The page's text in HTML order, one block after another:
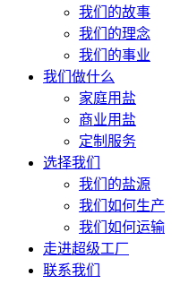
我们的故事
我们的理念
我们的事业
我们做什么
家庭用盐
商业用盐
定制服务
选择我们
我们的盐源
我们如何生产
我们如何运输
走进超级工厂
联系我们